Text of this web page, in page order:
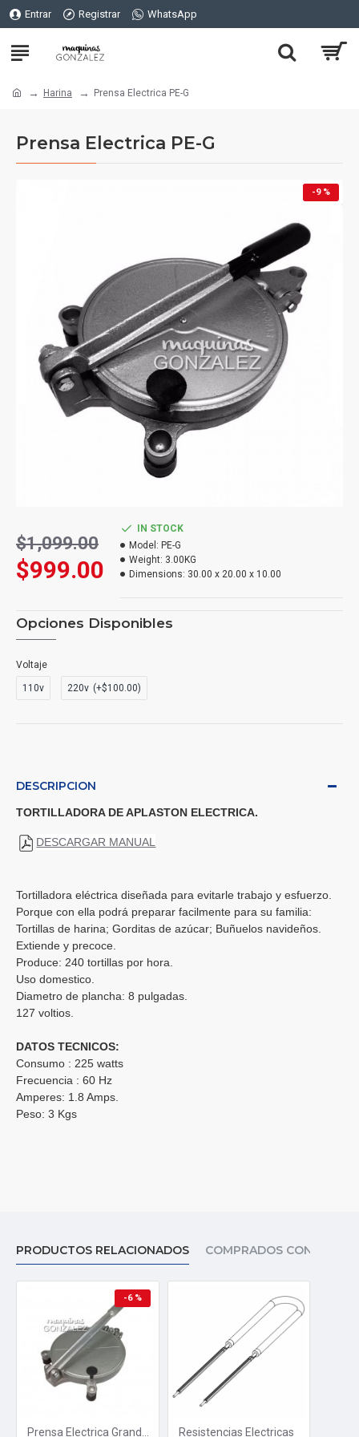
Entrar Registrar WhatsApp
Harina Prensa Electrica PE-G
Prensa Electrica PE-G
-9 %
$999.00
$1,099.00
IN STOCK
Model: PE-G
Weight: 3.00KG
Dimensions: 30.00 x 20.00 x 10.00
Opciones Disponibles
Voltaje
110v 220v (+$100.00)
DESCRIPCION
TORTILLADORA DE APLASTON ELECTRICA.
DESCARGAR MANUAL
Tortilladora eléctrica diseñada para evitarle trabajo y esfuerzo.
Porque con ella podrá preparar facilmente para su familia:
Tortillas de harina; Gorditas de azúcar; Buñuelos navideños.
Extiende y precoce.
Produce: 240 tortillas por hora.
Uso domestico.
Diametro de plancha: 8 pulgadas.
127 voltios.
DATOS TECNICOS:
Consumo : 225 watts
Frecuencia : 60 Hz
Amperes: 1.8 Amps.
Peso: 3 Kgs
PRODUCTOS RELACIONADOS COMPRADOS CON ESTE
-6 %
Resistencias Electricas